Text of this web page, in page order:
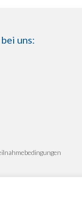
uns: